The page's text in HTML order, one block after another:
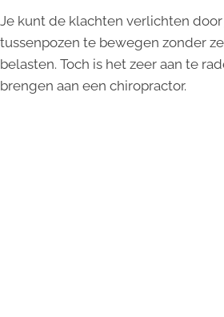
Je kunt de klachten verlichten
tussenpozen te bewegen zonder
belasten. Toch is het zeer aan te
brengen aan een chiropractor.